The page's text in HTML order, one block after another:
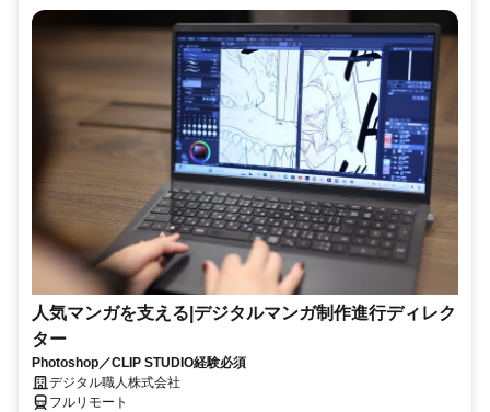
人気マンガを支える|デジタルマンガ制作進行ディレク
ター
Photoshop／CLIP STUDIO経験必須
デジタル職人株式会社
フルリモート